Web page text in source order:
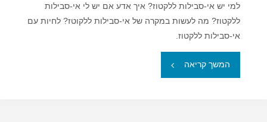
למי יש אי-סבילות ללקטוז? איך אדע אם יש לי אי-סבילות
ללקטוז? מה לעשות במקרה של אי-סבילות ללקוטז? לחיות עם
אי-סבילות ללקטוז.
המשך קריאה "רגישות